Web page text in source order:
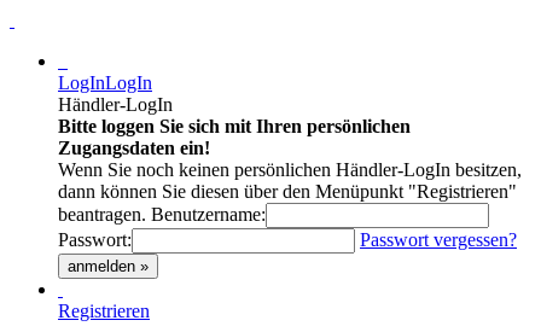
LogInLogIn
Händler-LogIn
Bitte loggen Sie sich mit Ihren persönlichen
Zugangsdaten ein!
Wenn Sie noch keinen persönlichen Händler-LogIn besitzen,
dann können Sie diesen über den Menüpunkt "Registrieren"
beantragen. Benutzername:
Passwort:
Passwort vergessen?
anmelden »
Registrieren